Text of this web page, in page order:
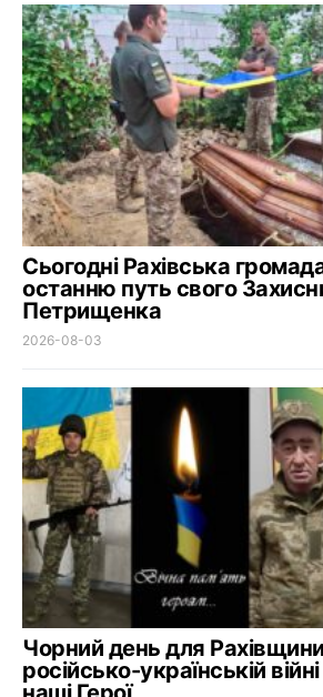
Сьогодні Рахівська
останню путь свого
Петрищенка
2026-08-03
Чорний день для
російсько-українській